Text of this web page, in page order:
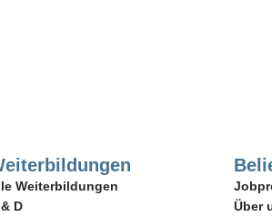
Weiterbildungen
D
Über